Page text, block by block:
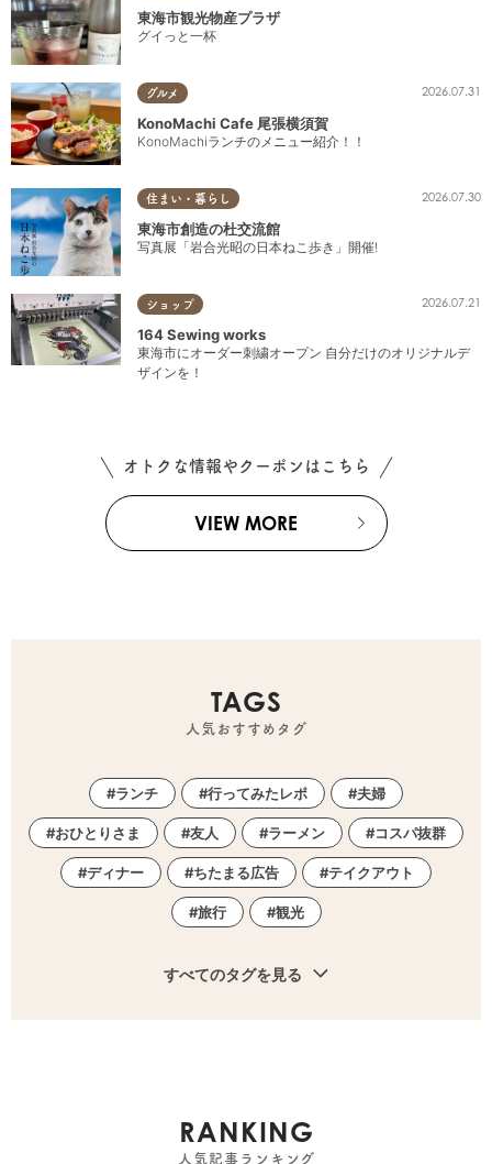
東海市観光物産プラザ
グイっと一杯
グルメ 2026.07.31
KonoMachi Cafe 尾張横須賀
KonoMachiランチのメニュー紹介！！
住まい・暮らし 2026.07.30
東海市創造の杜交流館
写真展「岩合光昭の日本ねこ歩き」開催!
ショップ 2026.07.21
164 Sewing works
東海市にオーダー刺繍オープン 自分だけのオリジナルデ
ザインを！
オトクな情報やクーポンはこちら
VIEW MORE
TAGS
人気おすすめタグ
ランチ 行ってみたレポ 夫婦
おひとりさま 友人 ラーメン コスパ抜群
ディナー ちたまる広告 テイクアウト
旅行 観光
すべてのタグを見る
RANKING
人気記事ランキング